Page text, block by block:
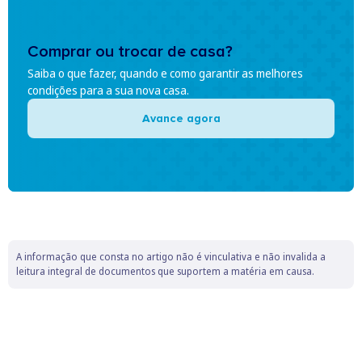
Comprar ou trocar de casa?
Saiba o que fazer, quando e como garantir as melhores
condições para a sua nova casa.
Avance agora
A informação que consta no artigo não é vinculativa e não invalida a
leitura integral de documentos que suportem a matéria em causa.